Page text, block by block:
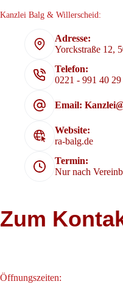
Kanzlei Balg & Willerscheid:
Adresse:
Yorckstraße 12,
Telefon:
0221 - 991 40 29
Email:
Website:
ra-balg.de
Termin:
Nur nach
Zum
Öffnungszeiten: